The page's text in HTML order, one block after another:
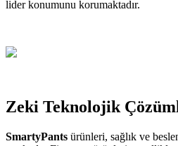
lider konumunu korumaktadır.
Zeki Teknolojik
SmartyPants ürünleri, sağlık ve